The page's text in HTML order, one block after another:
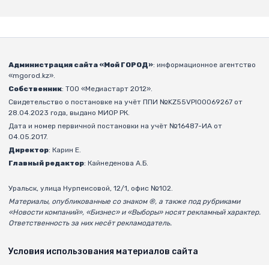
Администрация сайта «Мой ГОРОД»: информационное агентство
«mgorod.kz».
Собственник: ТОО «Медиастарт 2012».
Свидетельство о постановке на учёт ППИ №KZ55VPI00069267 от
28.04.2023 года, выдано МИОР РК.
Дата и номер первичной постановки на учёт №16487-ИА от
04.05.2017.
Директор: Карин Е.
Главный редактор: Кайнеденова А.Б.
Уральск, улица Нурпеисовой, 12/1, офис №102.
Материалы, опубликованные со знаком ®, а также под рубриками
«Новости компаний», «Бизнес» и «Выборы» носят рекламный характер.
Ответственность за них несёт рекламодатель.
Условия использования материалов сайта